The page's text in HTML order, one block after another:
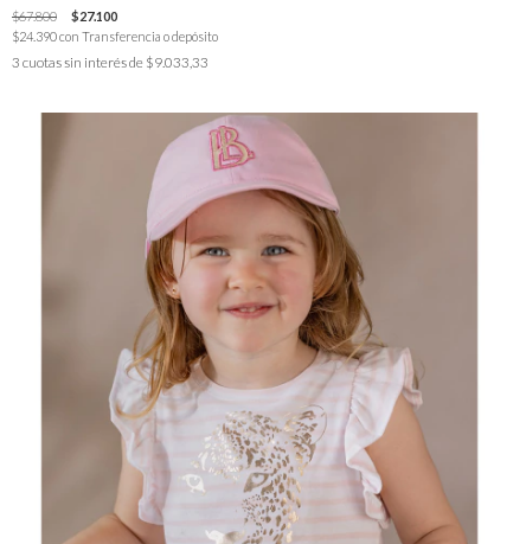
$67.800
$27.100
$24.390con Transferencia o depósito
3 cuotas sin interés de $9.033,33